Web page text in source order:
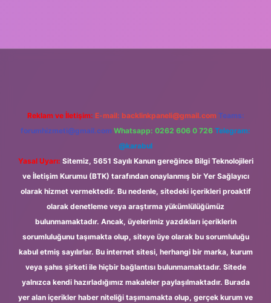
Reklam ve İletişim: E-mail: backlinkpaneli@gmail.com Teams:
forumhizmeti@gmail.com Whatsapp: 0262 606 0 726 Telegram:
@karabul
Yasal Uyarı: Sitemiz, 5651 Sayılı Kanun gereğince Bilgi Teknolojileri
ve İletişim Kurumu (BTK) tarafından onaylanmış bir Yer Sağlayıcı
olarak hizmet vermektedir. Bu nedenle, sitedeki içerikleri proaktif
olarak denetleme veya araştırma yükümlülüğümüz
bulunmamaktadır. Ancak, üyelerimiz yazdıkları içeriklerin
sorumluluğunu taşımakta olup, siteye üye olarak bu sorumluluğu
kabul etmiş sayılırlar. Bu internet sitesi, herhangi bir marka, kurum
veya şahıs şirketi ile hiçbir bağlantısı bulunmamaktadır. Sitede
yalnızca kendi hazırladığımız makaleler paylaşılmaktadır. Burada
yer alan içerikler haber niteliği taşımamakta olup, gerçek kurum ve